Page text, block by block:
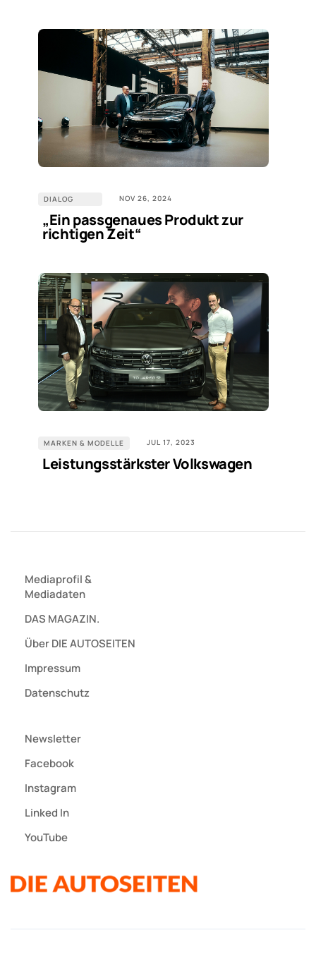
DIALOG NOV 26, 2024
„Ein passgenaues Produkt zur
richtigen Zeit“
MARKEN & MODELLE JUL 17, 2023
Leistungsstärkster Volkswagen
Mediaprofil&
Mediadaten
DAS MAGAZIN.
Über DIE AUTOSEITEN
Impressum
Datenschutz
Newsletter
Facebook
Instagram
Linked In
YouTube